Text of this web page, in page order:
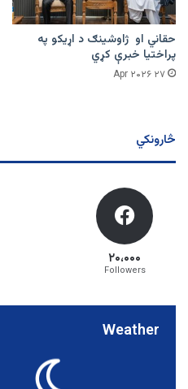
حقاني او ژاوشینګ د اړیکو په
پراختیا خبرې کړي
۲۷ Apr ۲۰۲۶
څارونکي
۲۰،۰۰۰
Followers
Weather